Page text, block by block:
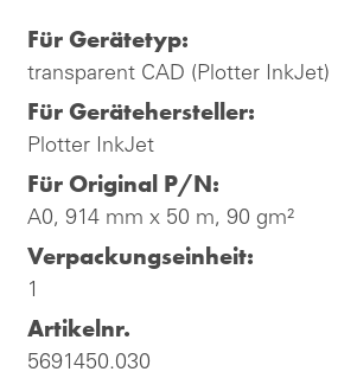
Für Gerätetyp:
transparent CAD (Plotter InkJet)
Für Gerätehersteller:
Plotter InkJet
Für Original P/N:
A0, 914 mm x 50 m, 90 gm²
Verpackungseinheit:
1
Artikelnr.
5691450.030